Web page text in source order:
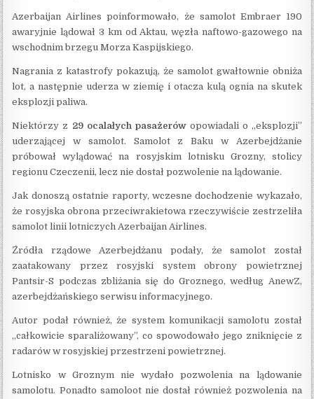
Azerbaijan Airlines poinformowało, że samolot Embraer 190
awaryjnie lądował 3 km od Aktau, węzła naftowo-gazowego na
wschodnim brzegu Morza Kaspijskiego.
Nagrania z katastrofy pokazują, że samolot gwałtownie obniża
lot, a następnie uderza w ziemię i otacza kulą ognia na skutek
eksplozji paliwa.
Niektórzy z 29 ocalałych pasażerówopowiadali o „eksplozji”
uderzającej w samolot. Samolot z Baku w Azerbejdżanie
próbował wylądować na rosyjskim lotnisku Grozny, stolicy
regionu Czeczenii, lecz nie dostał pozwolenie na lądowanie.
Jak donoszą ostatnie raporty, wczesne dochodzenie wykazało,
że rosyjska obrona przeciwrakietowa rzeczywiście zestrzeliła
samolot linii lotniczych Azerbaijan Airlines.
Źródła rządowe Azerbejdżanu podały, że samolot został
zaatakowany przez rosyjski system obrony powietrznej
Pantsir-S podczas zbliżania się do Groznego, według AnewZ,
azerbejdżańskiego serwisu informacyjnego.
Autor podał również, że system komunikacji samolotu został
„całkowicie sparaliżowany”, co spowodowało jego zniknięcie z
radarów w rosyjskiej przestrzeni powietrznej.
Lotnisko w Groznym nie wydało pozwolenia na lądowanie
samolotu. Ponadto samoloot nie dostał również pozwolenia na